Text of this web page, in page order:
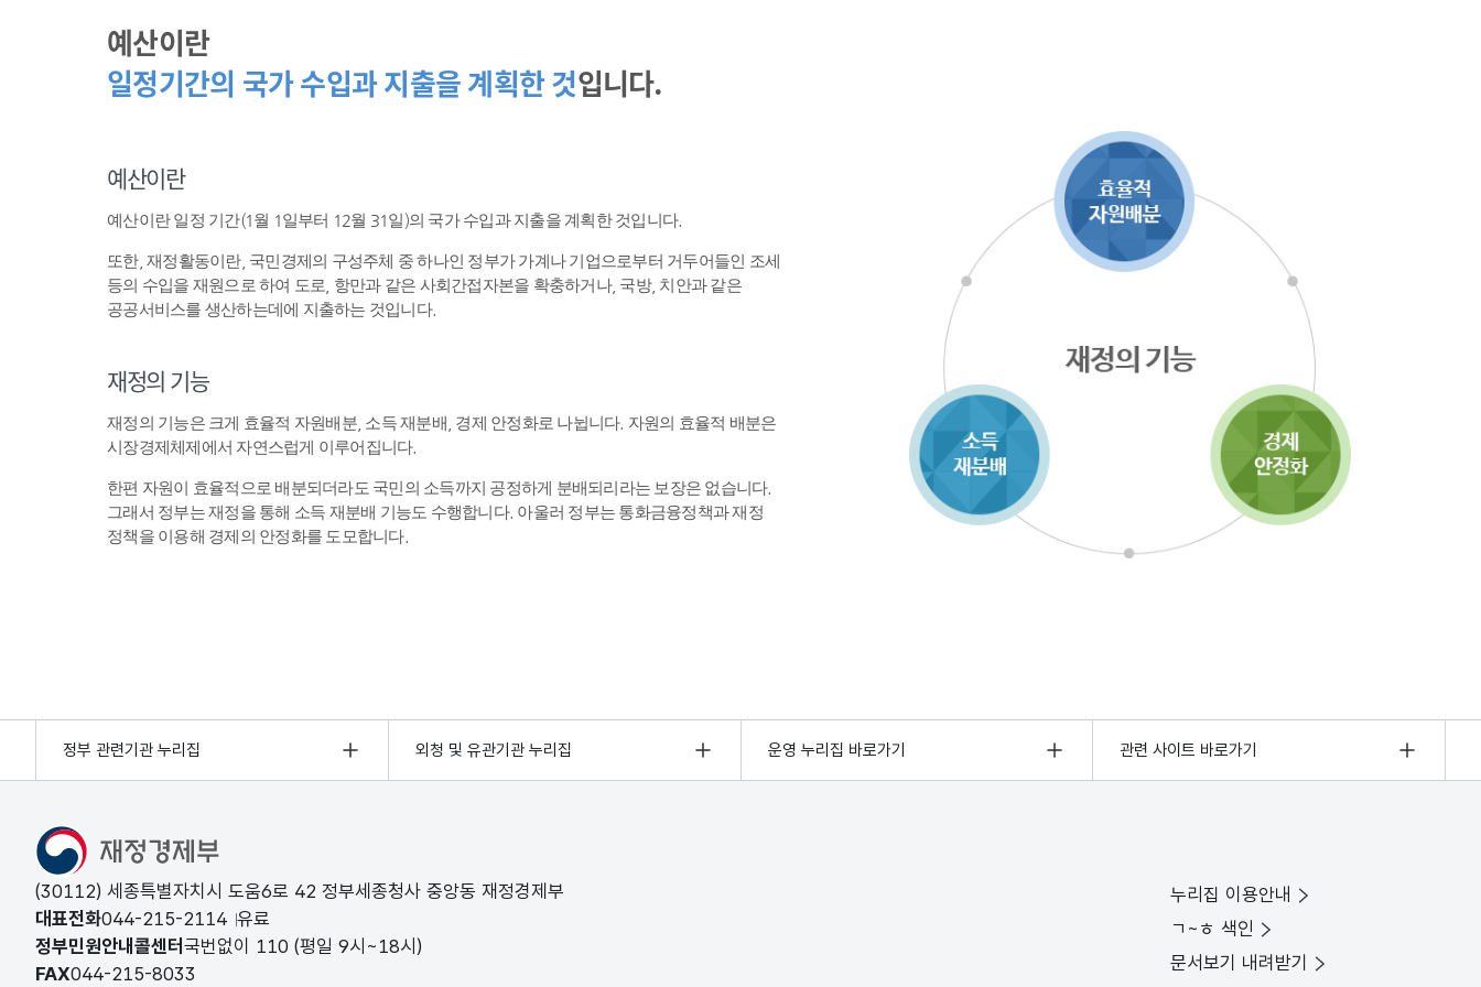
예산이란
일정기간의 국가 수입과 지출을 계획한 것입니다.
예산이란
예산이란 일정 기간(1월 1일부터 12월 31일)의 국가 수입과 지출을 계획한 것입니다.
또한, 재정활동이란, 국민경제의 구성주체 중 하나인 정부가 가계나 기업으로부터 거두어들인 조세
등의 수입을 재원으로 하여 도로, 항만과 같은 사회간접자본을 확충하거나, 국방, 치안과 같은
공공서비스를 생산하는데에 지출하는 것입니다.
재정의 기능
재정의 기능은 크게 효율적 자원배분, 소득 재분배, 경제 안정화로 나뉩니다. 자원의 효율적 배분은
시장경제체제에서 자연스럽게 이루어집니다.
한편 자원이 효율적으로 배분되더라도 국민의 소득까지 공정하게 분배되리라는 보장은 없습니다.
그래서 정부는 재정을 통해 소득 재분배 기능도 수행합니다. 아울러 정부는 통화금융정책과 재정
정책을 이용해 경제의 안정화를 도모합니다.
정부 관련기관 누리집 외청 및 유관기관 누리집 운영 누리집 바로가기 관련 사이트 바로가기
(30112) 세종특별자치시 도움6로 42 정부세종청사 중앙동 재정경제부
대표전화044-215-2114 유료
정부민원안내콜센터 국번없이 110 (평일 9시~18시)
FAX044-215-8033
누리집 이용안내
ㄱ~ㅎ 색인
문서보기 내려받기